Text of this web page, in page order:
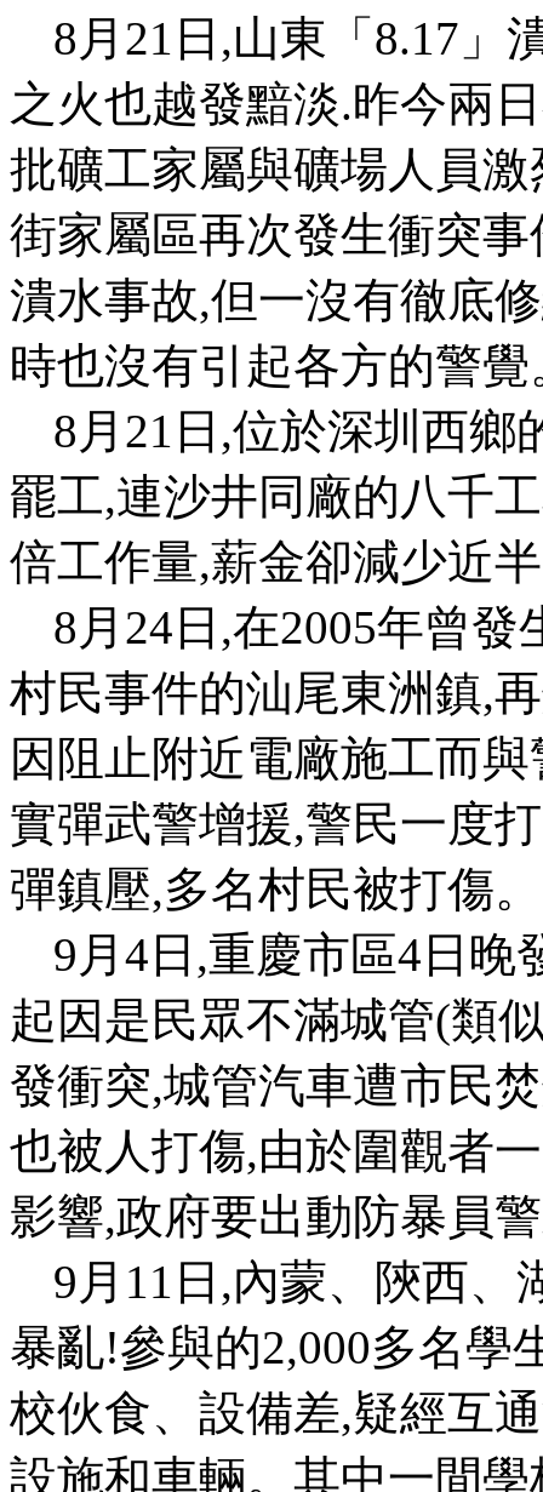
8 月 21 日 ,山東「 8.17 」
之火也越發黯淡.昨今兩
批礦工家屬與礦場人員激
街家屬區再次發生衝突
潰水事故,但一沒有徹底
時也沒有引起各方的警覺
8 月 21 日 ,位於深圳西鄉
罷工,連沙井同廠的八千
倍工作量,薪金卻減少近
8 月 24 日 ,在2005年曾發
村民事件的汕尾東洲鎮,
因阻止附近電廠施工而
實彈武警增援,警民一度
彈鎮壓,多名村民被打傷。
9 月 4 日 ,重慶市區4 日晚
起因是民眾不滿城管(類
發衝突,城管汽車遭市民
也被人打傷,由於圍觀者
影響,政府要出動防暴員
9 月 11 日 ,內蒙、陝西、
暴亂!參與的2,000多名學
校伙食、設備差,疑經互
設施和車輛。其中一間